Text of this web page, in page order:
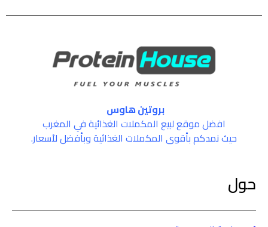
بروتين هاوس
افضل موقع لبيع المكملات الغذائية في المغرب
حيث نمدكم بأقوى المكملات الغذائية وبأفضل لأسعار.
حول